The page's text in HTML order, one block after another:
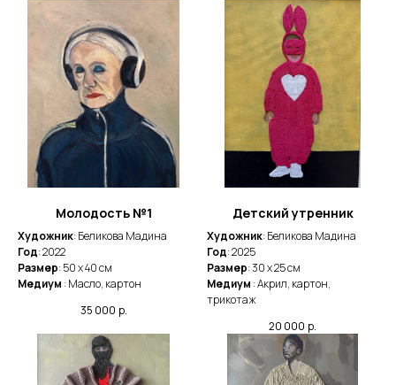
Молодость №1
Художник: Беликова Мадина
Год: 2022
Размер: 50 х 40 см
Медиум : Масло, картон
35 000 р.
Детский утренник
Художник: Беликова Мадина
Год: 2025
Размер: 30 х 25 см
Медиум : Акрил, картон,
трикотаж
20 000 р.